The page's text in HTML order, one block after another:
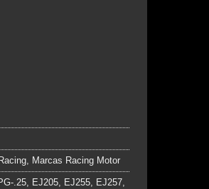
, Marcas Racing Motor
.25, EJ205, EJ255, EJ257,